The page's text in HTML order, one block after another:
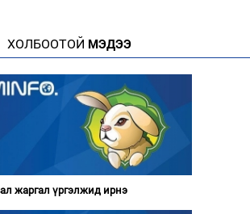
ХОЛБООТОЙ МЭДЭЭ
жаргал үргэлжид ирнэ